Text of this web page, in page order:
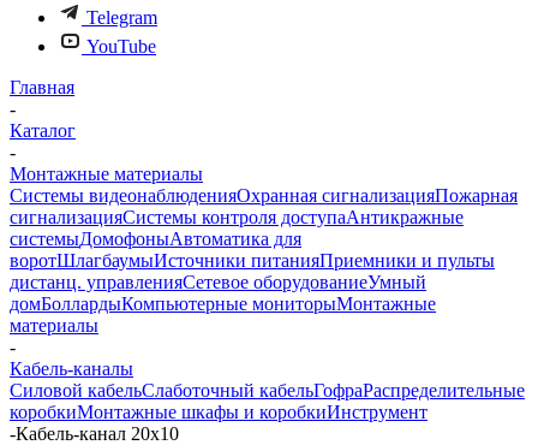
Telegram
YouTube
Главная
-
Каталог
-
Монтажные материалы
Системы видеонаблюденияОхранная сигнализацияПожарная
сигнализацияСистемы контроля доступаАнтикражные
системыДомофоныАвтоматика для
воротШлагбаумыИсточники питанияПриемники и пульты
дистанц. управленияСетевое оборудованиеУмный
домБоллардыКомпьютерные мониторыМонтажные
материалы
-
Кабель-каналы
Силовой кабельСлаботочный кабельГофраРаспределительные
коробкиМонтажные шкафы и коробкиИнструмент
-Кабель-канал 20x10